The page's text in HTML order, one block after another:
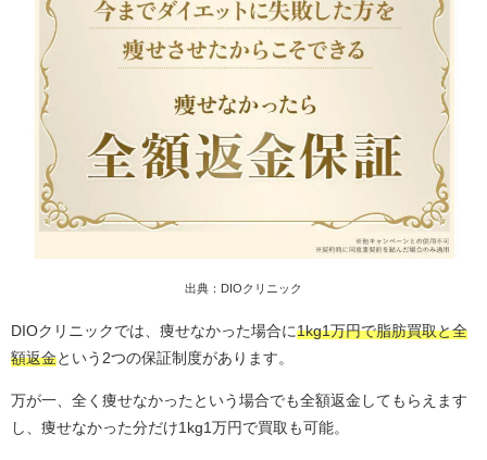
出典：DIOクリニック
DIOクリニックでは、痩せなかった場合に1kg1万円で脂肪買取と全
額返金という2つの保証制度があります。
万が一、全く痩せなかったという場合でも全額返金してもらえます
し、痩せなかった分だけ1kg1万円で買取も可能。